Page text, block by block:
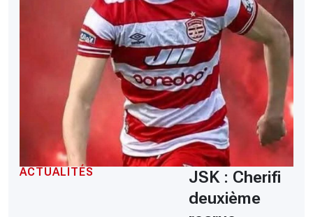
ACTUALITÉS
JSK : Cherifi
deuxième